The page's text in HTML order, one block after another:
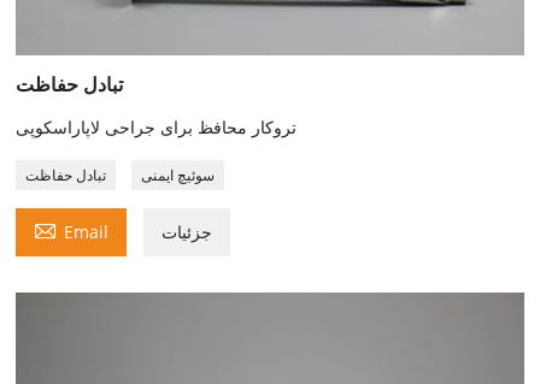
تبادل حفاظت
تروکار محافظ برای جراحی لاپاراسکوپی
تبادل حفاظت سوئیچ ایمنی
 Email جزئیات